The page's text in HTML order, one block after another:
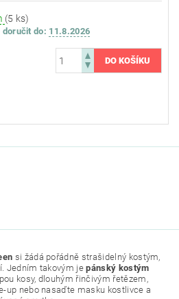
(5 ks)
doručit do: 11.8.2026
si žádá pořádně strašidelný kostým,
Jedním takovým jepánský kostým
kosy, dlouhým řinčivým řetězem,
up nebo nasaďte masku kostlivce a